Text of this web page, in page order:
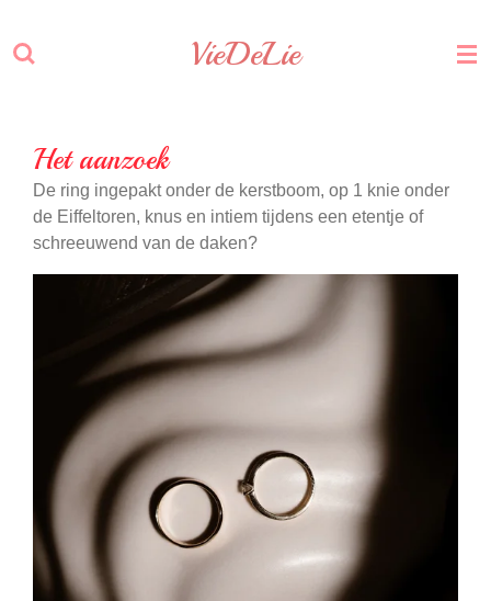
direct
VieDeLie
Het aanzoek
De ring ingepakt onder de kerstboom, op 1 knie onder
de Eiffeltoren, knus en intiem tijdens een etentje of
schreeuwend van de daken?